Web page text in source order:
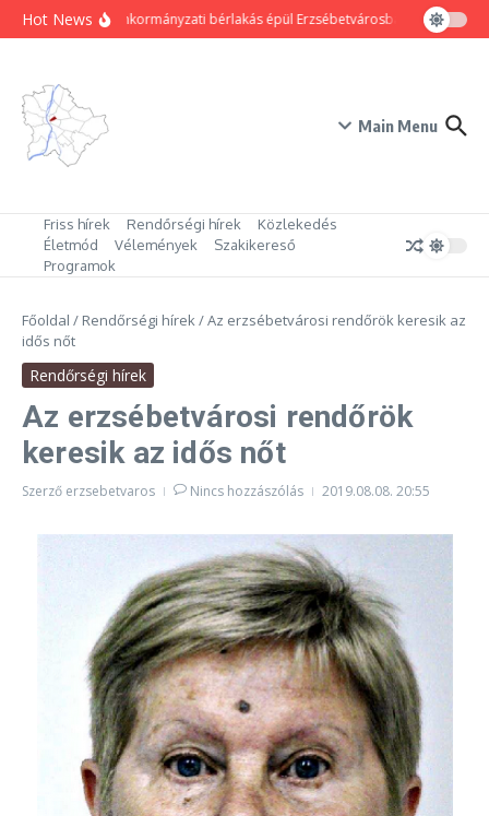
Ugrás a tartalomhoz
Hot News80 új önkormányzati bérlakás épül Erzsébetvárosban Hogyan
Main Menu
Friss hírek Rendőrségi hírek
Közlekedés
Életmód
Vélemények
Szakikereső
Programok
Főoldal / Rendőrségi hírek/Az erzsébetvárosi rendőrök keresik az
idős nőt
Rendőrségi hírek
Az erzsébetvárosi rendőrök
keresik az idős nőt
Szerző erzsebetvaros Nincs hozzászólás 2019.08.08. 20:55